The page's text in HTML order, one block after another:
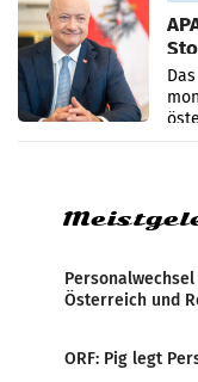
im
Österreich und
ORF: Pig legt